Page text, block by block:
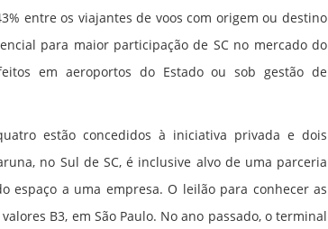
entre os viajantes de voos com origem ou destino
para maior participação de SC no mercado do
em aeroportos do Estado ou sob gestão de
estão concedidos à iniciativa privada e dois
no Sul de SC, é inclusive alvo de uma parceria
espaço a uma empresa. O leilão para conhecer as
B3, em São Paulo. No ano passado, o terminal